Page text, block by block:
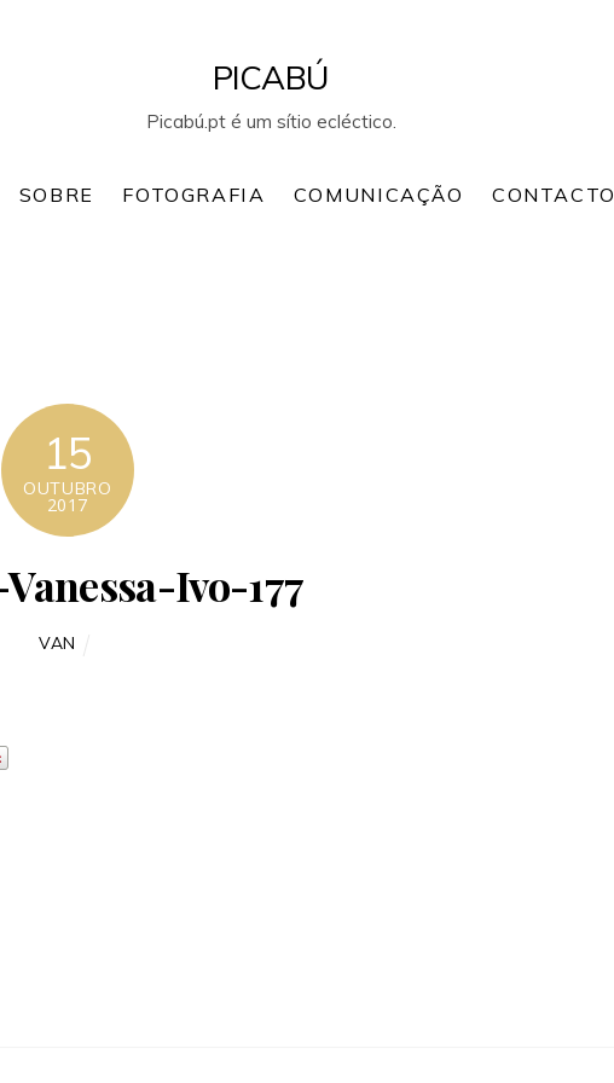
PICABÚ
Picabú.pt é um sítio ecléctico.
SOBRE FOTOGRAFIA COMUNICAÇÃO CONTACTO
15
OUTUBRO
2017
Ivo-177
VAN